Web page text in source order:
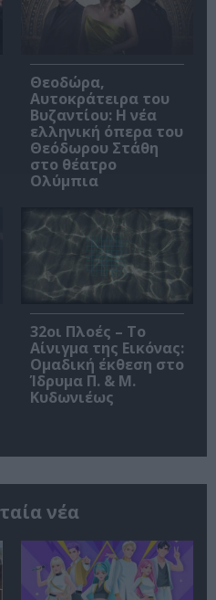
Θεοδώρα,
Αυτοκράτειρα του
Βυζαντίου: Η νέα
ελληνική όπερα του
Θεόδωρου Στάθη
στο θέατρο
Ολύμπια
32οι Πλοές – Το
Αίνιγμα της Εικόνας:
Ομαδική έκθεση στο
Ίδρυμα Π. & Μ.
Κυδωνιέως
νέα